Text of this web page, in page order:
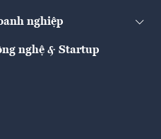
nghiệp
nghệ & Startup